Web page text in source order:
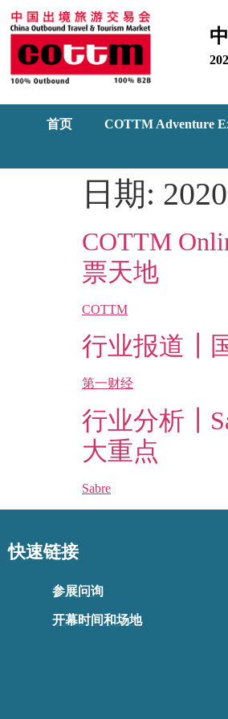
首页 COTTM Adventure
日期:
COTTM
票天地
COTTM
行业报道┃
第一财经
行业分析
大重点
Sabre
快速链接
参展问询
开幕时间和场地